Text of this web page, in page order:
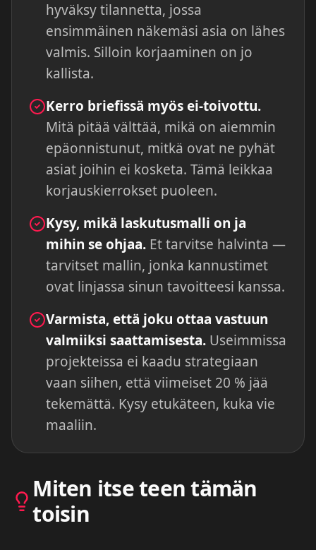
hyväksy tilannetta, jossa
ensimmäinen näkemäsi asia on lähes
valmis. Silloin korjaaminen on jo
kallista.
Kerro briefissä myös ei-toivottu.
Mitä pitää välttää, mikä on aiemmin
epäonnistunut, mitkä ovat ne pyhät
asiat joihin ei kosketa. Tämä leikkaa
korjauskierrokset puoleen.
Kysy, mikä laskutusmalli on ja
mihin se ohjaa. Et tarvitse halvinta —
tarvitset mallin, jonka kannustimet
ovat linjassa sinun tavoitteesi kanssa.
Varmista, että joku ottaa vastuun
valmiiksi saattamisesta. Useimmissa
projekteissa ei kaadu strategiaan
vaan siihen, että viimeiset 20 % jää
tekemättä. Kysy etukäteen, kuka vie
maaliin.
Miten itse teen tämän
toisin